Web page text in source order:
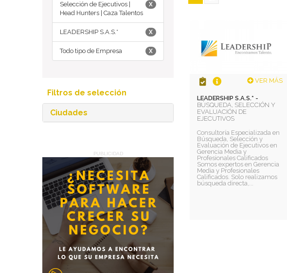
X
Selección de Ejecutivos |
Head Hunters | Caza Talentos
X
LEADERSHIP S.A.S.*
X
Todo tipo de Empresa
Filtros de selección
Ciudades
PUBLICIDAD
VER MÁS
LEADERSHIP S.A.S.* -
BÚSQUEDA, SELECCIÓN Y
EVALUACIÓN DE
EJECUTIVOS
Consultoría Especializada en
Búsqueda, Selección y
Evaluación de Ejecutivos en
Gerencia Media y
Profesionales Calificados
Somos expertos en Gerencia
Media y Profesionales
Calificados. Solo realizamos
búsqueda directa,...